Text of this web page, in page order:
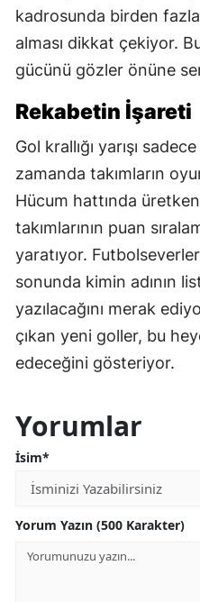
kadrosunda birden
alması dikkat çekiyor.
gücünü gözler önüne
Rekabetin İşareti
Gol krallığı yarışı
zamanda takımların
Hücum hattında
takımlarının puan
yaratıyor.
sonunda kimin adının
yazılacağını merak
çıkan yeni goller, bu
edeceğini gösteriyor.
Yorumlar
İsim*
Yorum Yazın (500 Karakter)